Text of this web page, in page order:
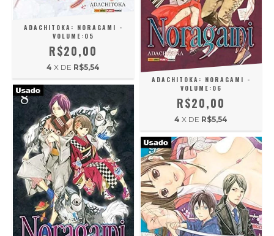
ADACHITOKA: NORAGAMI -
VOLUME:05
R$20,00
4 X DE R$5,54
ADACHITOKA: NORAGAMI -
VOLUME:06
R$20,00
4 X DE R$5,54